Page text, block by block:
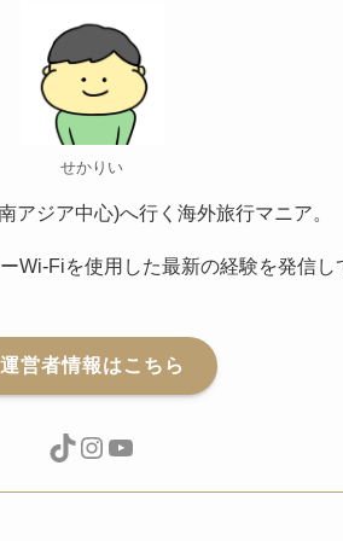
せかりい
アジア中心)へ行く海外旅行マニア。
Wi-Fiを使用した最新の経験を発信し
運営者情報はこちら
TikTok
Instagram
YouTube